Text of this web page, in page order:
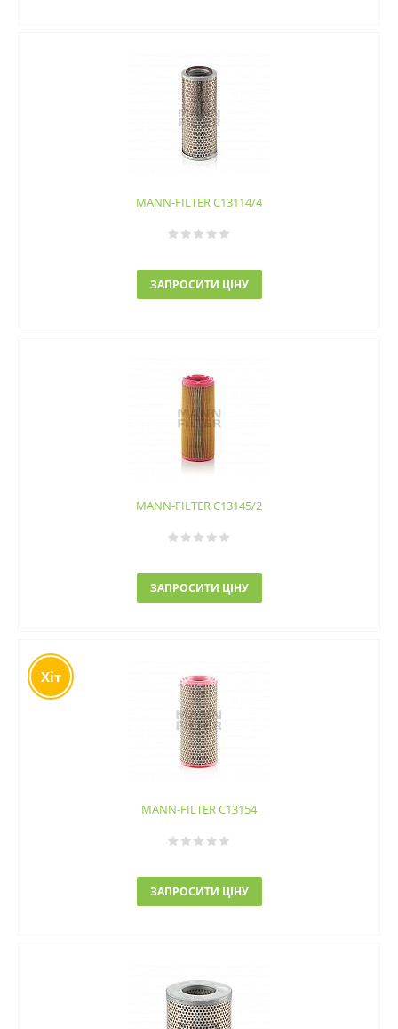
MANN-FILTER C13114/4
ЗАПРОСИТИ ЦІНУ
MANN-FILTER C13145/2
ЗАПРОСИТИ ЦІНУ
Хіт
MANN-FILTER C13154
ЗАПРОСИТИ ЦІНУ